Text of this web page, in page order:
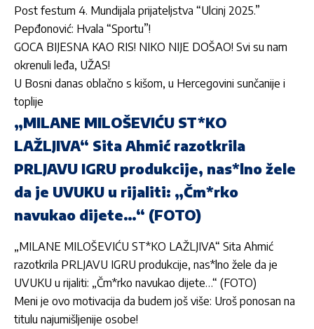
Post festum 4. Mundijala prijateljstva “Ulcinj 2025.”
Pepđonović: Hvala “Sportu”!
GOCA BIJESNA KAO RIS! NIKO NIJE DOŠAO! Svi su nam
okrenuli leđa, UŽAS!
U Bosni danas oblačno s kišom, u Hercegovini sunčanije i
toplije
„MILANE MILOŠEVIĆU ST*KO
LAŽLJIVA“ Sita Ahmić razotkrila
PRLJAVU IGRU produkcije, nas*lno žele
da je UVUKU u rijaliti: „Čm*rko
navukao dijete…“ (FOTO)
„MILANE MILOŠEVIĆU ST*KO LAŽLJIVA“ Sita Ahmić
razotkrila PRLJAVU IGRU produkcije, nas*lno žele da je
UVUKU u rijaliti: „Čm*rko navukao dijete…“ (FOTO)
Meni je ovo motivacija da budem još više: Uroš ponosan na
titulu najumišljenije osobe!